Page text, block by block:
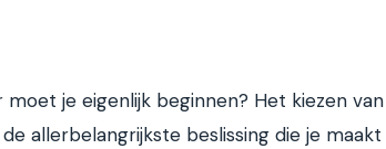
je eigenlijk beginnen? Het kiezen van
allerbelangrijkste beslissing die je maakt